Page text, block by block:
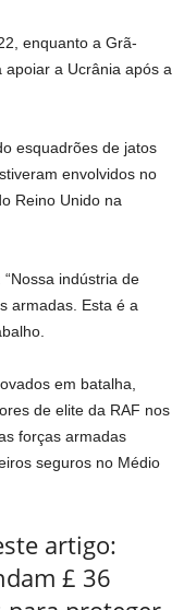
enquanto a Grã-
a Ucrânia após a
esquadrões de jatos
envolvidos no
Reino Unido na
indústria de
armadas. Esta é a
em batalha,
de elite da RAF nos
forças armadas
seguros no Médio
artigo:
£ 36